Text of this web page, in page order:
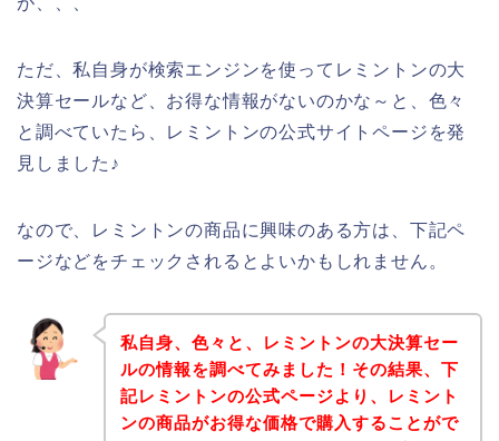
ただ、私自身が検索エンジンを使ってレミントンの大
決算セールなど、お得な情報がないのかな～と、色々
と調べていたら、レミントンの公式サイトページを発
見しました♪
なので、レミントンの商品に興味のある方は、下記ペ
ージなどをチェックされるとよいかもしれません。
私自身、色々と、レミントンの大決算セー
ルの情報を調べてみました！その結果、下
記レミントンの公式ページより、レミント
ンの商品がお得な価格で購入することがで